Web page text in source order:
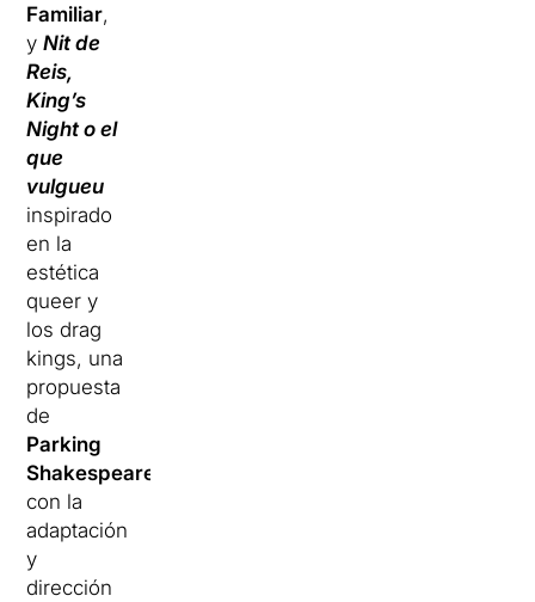
Familiar,
yNit de
Reis,
King’s
Night o el
que
vulgueu
inspirado
en la
estética
queer y
los drag
kings, una
propuesta
de
Parking
Shakespeare
con la
adaptación
y
dirección